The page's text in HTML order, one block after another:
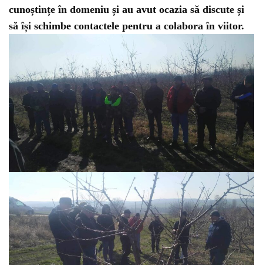
cunoștințe în domeniu și au avut ocazia să discute și
să își schimbe contactele pentru a colabora în viitor.